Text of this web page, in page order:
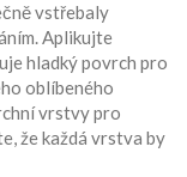
vstřebaly
Aplikujte
hladký povrch pro
oblíbeného
vrstvy pro
že každá vrstva by